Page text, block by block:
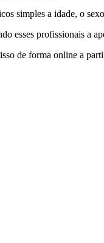
simples a idade, o
esses profissionais a
de forma online a